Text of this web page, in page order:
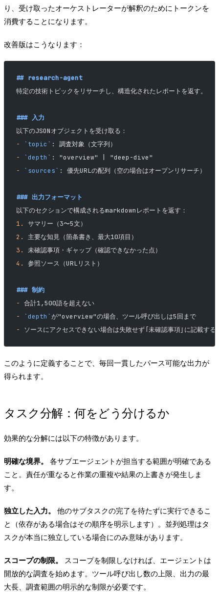
り、受け取ったオーケストレーターが解釈のためにトークンを
消費することになります。
改善版はこうなります：
## research-agent
特定の技術トピックをリサーチし、構造化されたレポートを返す。
### 入力
以下のJSONオブジェクトを受け取る：
-
`topic` : 調査対象（文字列）
-
`depth` : "overview" | "deep-dive"
-
`sources` : 優先URLの配列（空の場合はオープンリサーチ）
### 出力フォーマット
以下のセクションで構成されるmarkdownレポートを返す：
1.
サマリー（3〜5文）
2.
主要な知見（箇条書き、最大10項目）
3.
未確認事項・ギャップ（確認できなかった点）
4.
参照ソース（URLリスト）
### 制約
- 合計1,500語を超えない
-
`depth`が"overview"の場合、ツール呼び出しは5回まで
-
ソースにアクセスできない場合は失敗せず「未確認事項」に記載する
このように定義することで、毎回一貫したパース可能な出力が
得られます。
タスク分解：何をどう分けるか
効果的な分解には以下の特徴があります。
明確な境界。
各サブエージェントが担当する範囲が明確である
こと。責任が重なると作業の重複や結果の上書きが発生しま
す。
独立した入力。
他のサブタスクの完了を待たずに実行できるこ
と（依存がある場合はその順序を明示します）。並列処理はタ
スクが本当に独立している場合にのみ意味があります。
スコープの制限。
スコープを制限しなければ、エージェントは
開放的な調査を始めます。ツール呼び出し数の上限、出力の最
大長、調査範囲の明示的な制限が必要です。